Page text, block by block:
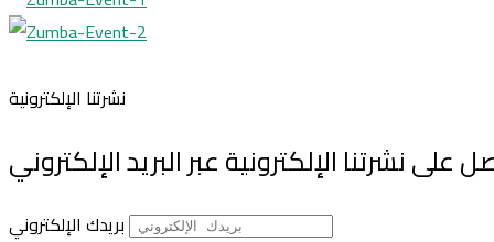
نشرتنا الإلكترونية
على نشرتنا الإلكترونية عبر البريد الإلكتروني
بريدك الإلكتروني